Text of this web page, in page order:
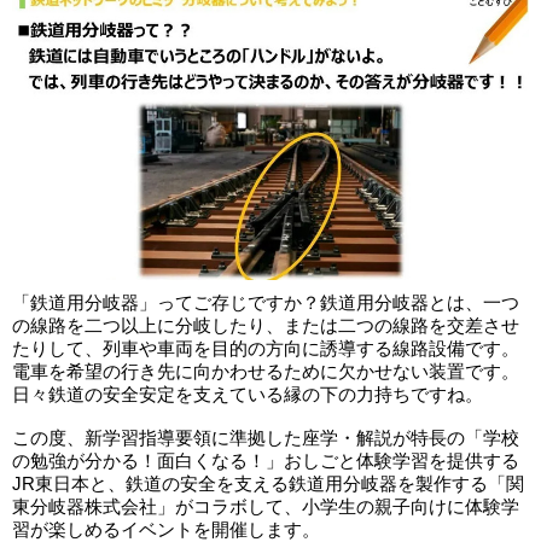
「鉄道用分岐器」ってご存じですか？鉄道用分岐器とは、一つ
の線路を二つ以上に分岐したり、または二つの線路を交差させ
たりして、列車や車両を目的の方向に誘導する線路設備です。
電車を希望の行き先に向かわせるために欠かせない装置です。
日々鉄道の安全安定を支えている縁の下の力持ちですね。
この度、新学習指導要領に準拠した座学・解説が特長の「学校
の勉強が分かる！面白くなる！」おしごと体験学習を提供する
JR東日本と、鉄道の安全を支える鉄道用分岐器を製作する「関
東分岐器株式会社」がコラボして、小学生の親子向けに体験学
習が楽しめるイベントを開催します。